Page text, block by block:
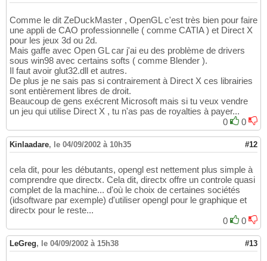
Comme le dit ZeDuckMaster , OpenGL c'est très bien pour faire
une appli de CAO professionnelle ( comme CATIA ) et Direct X
pour les jeux 3d ou 2d.
Mais gaffe avec Open GL car j'ai eu des problème de drivers
sous win98 avec certains softs ( comme Blender ).
Il faut avoir glut32.dll et autres.
De plus je ne sais pas si contrairement à Direct X ces librairies
sont entièrement libres de droit.
Beaucoup de gens exécrent Microsoft mais si tu veux vendre
un jeu qui utilise Direct X , tu n'as pas de royalties à payer...
0
0
Kinlaadare, le 04/09/2002 à 10h35 #12
cela dit, pour les débutants, opengl est nettement plus simple à
comprendre que directx. Cela dit, directx offre un controle quasi
complet de la machine... d'où le choix de certaines sociétés
(idsoftware par exemple) d'utiliser opengl pour le graphique et
directx pour le reste...
0
0
LeGreg, le 04/09/2002 à 15h38 #13